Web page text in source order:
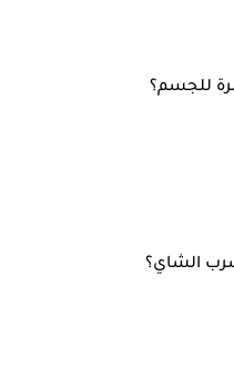
للجسم؟
الشاي؟